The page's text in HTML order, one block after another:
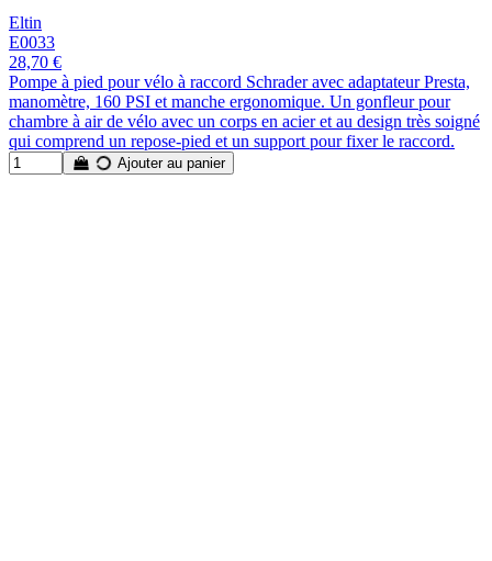
Eltin
E0033
28,70 €
Pompe à pied pour vélo à raccord Schrader avec adaptateur Presta,
manomètre, 160 PSI et manche ergonomique. Un gonfleur pour
chambre à air de vélo avec un corps en acier et au design très soigné
qui comprend un repose-pied et un support pour fixer le raccord.
Ajouter au panier